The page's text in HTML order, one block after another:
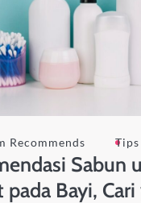
Recommends
Sabun
pada Bayi,